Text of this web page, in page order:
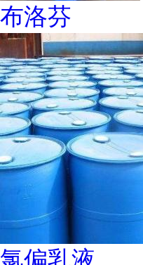
布洛芬
氯偏乳液